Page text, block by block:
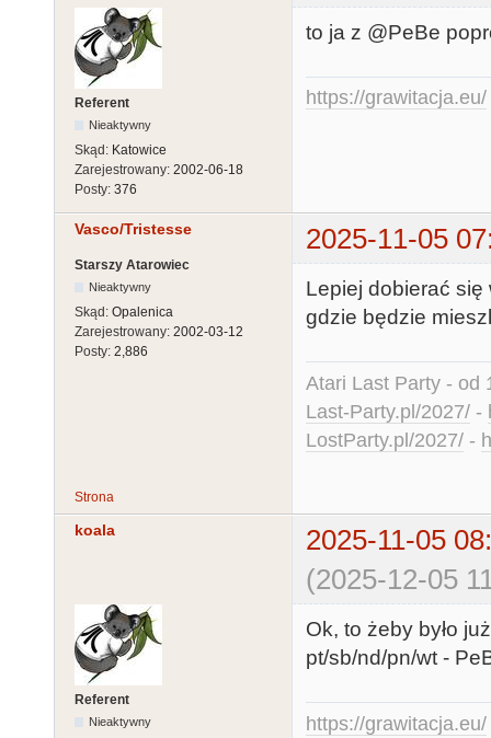
Referent
Nieaktywny
Skąd: Katowice
Zarejestrowany: 2002-06-18
Posty: 376
to ja z @PeBe
https://grawitacja.eu/
Vasco/Tristesse 2025-11-05
Starszy Atarowiec
Nieaktywny
Skąd: Opalenica
Zarejestrowany: 2002-03-12
Posty: 2,886
Lepiej dobierać się
gdzie będzie
Atari Last Party - od
Last-Party.pl/2027/ -
LostParty.pl/2027/ -
Strona
koala
2025-11-05
(2025-12-05
Referent
Nieaktywny
Ok, to żeby było
pt/sb/nd/pn/wt -
https://grawitacja.eu/